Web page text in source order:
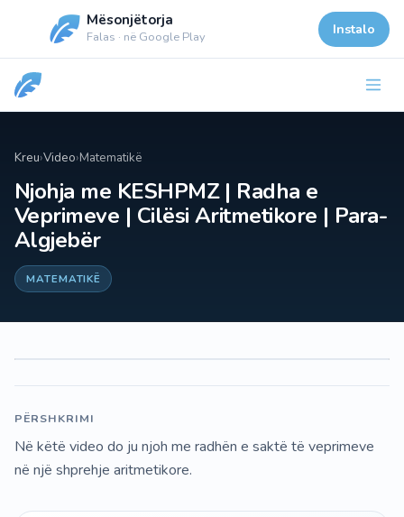
Mësonjëtorja
Falas · në Google Play Instalo
Kreu›Video›Matematikë
Njohja me KESHPMZ | Radha e
Veprimeve | Cilësi Aritmetikore | Para-
Algjebër
MATEMATIKË
PËRSHKRIMI
Në këtë video do ju njoh me radhën e saktë të veprimeve
në një shprehje aritmetikore.